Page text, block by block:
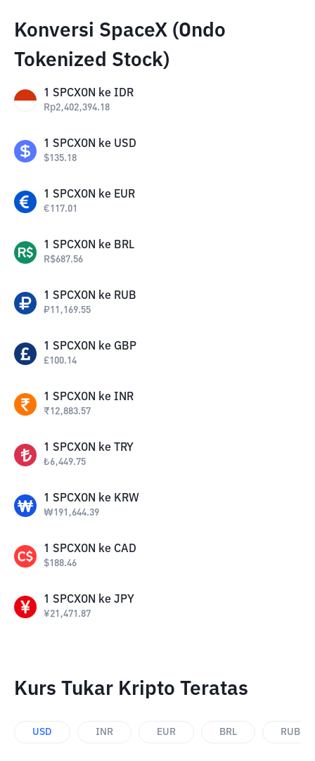
Konversi SpaceX (Ondo
Tokenized Stock)
1 SPCXON ke IDR
Rp2,402,394.18
1 SPCXON ke USD
$135.18
1 SPCXON ke EUR
€117.01
1 SPCXON ke BRL
R$687.56
1 SPCXON ke RUB
₽11,169.55
1 SPCXON ke GBP
£100.14
1 SPCXON ke INR
₹12,883.57
1 SPCXON ke TRY
₺6,449.75
1 SPCXON ke KRW
₩191,644.39
1 SPCXON ke CAD
$188.46
1 SPCXON ke JPY
¥21,471.87
Kurs Tukar Kripto Teratas
USD INR EUR BRL RUB